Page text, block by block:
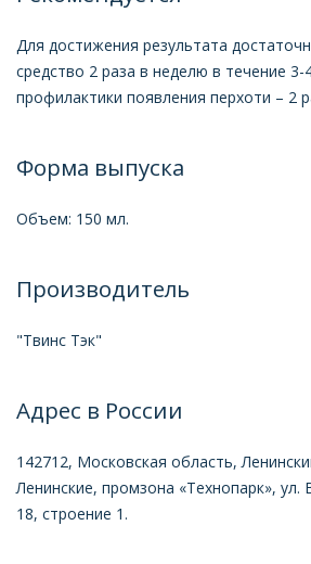
Для достижения результата
средство 2 раза в неделю в течение 3-
профилактики появления перхоти – 2
Форма выпуска
Объем: 150 мл.
Производитель
"Твинс Тэк"
Адрес в России
142712, Московская область,
Ленинские, промзона «Технопарк», ул.
18, строение 1.